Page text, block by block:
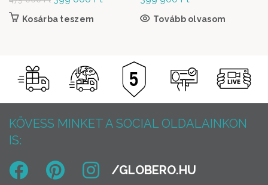
price was:
Kosárba teszem Tovább olvasom
KÖVESS MINKET A SOCIAL OLDALAINKON
IS: